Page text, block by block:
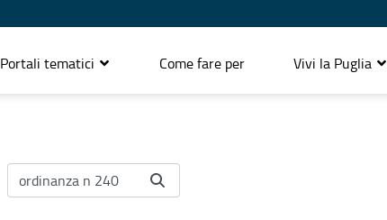
Portali tematici Come fare per Vivi la Puglia